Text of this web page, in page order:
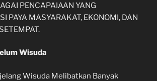
PENCAPAIAAN YANG
PAYA MASYARAKAT, EKONOMI, DAN
Wisuda
Wisuda Melibatkan Banyak